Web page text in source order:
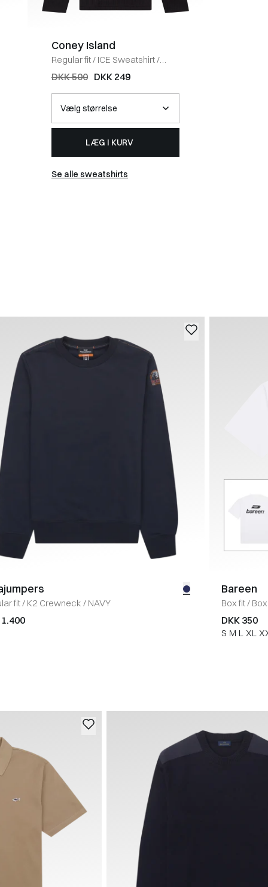
Coney Island
Regular fit/ ICE Sweatshirt/
BLACK
DKK 500 DKK 249
LÆG I KURV
Se alle sweatshirts
fit/ K2 Crewneck / NAVY
1.400
Bareen
Box fit/
DKK 350
S M L XL